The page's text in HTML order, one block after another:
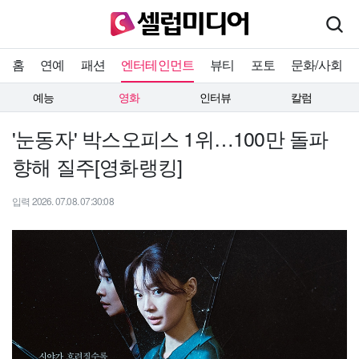
홈 연예 패션 엔터테인먼트 뷰티 포토 문화/사회
예능 영화 인터뷰 칼럼
'눈동자' 박스오피스 1위…100만 돌파
향해 질주[영화랭킹]
입력 2026. 07.08. 07:30:08